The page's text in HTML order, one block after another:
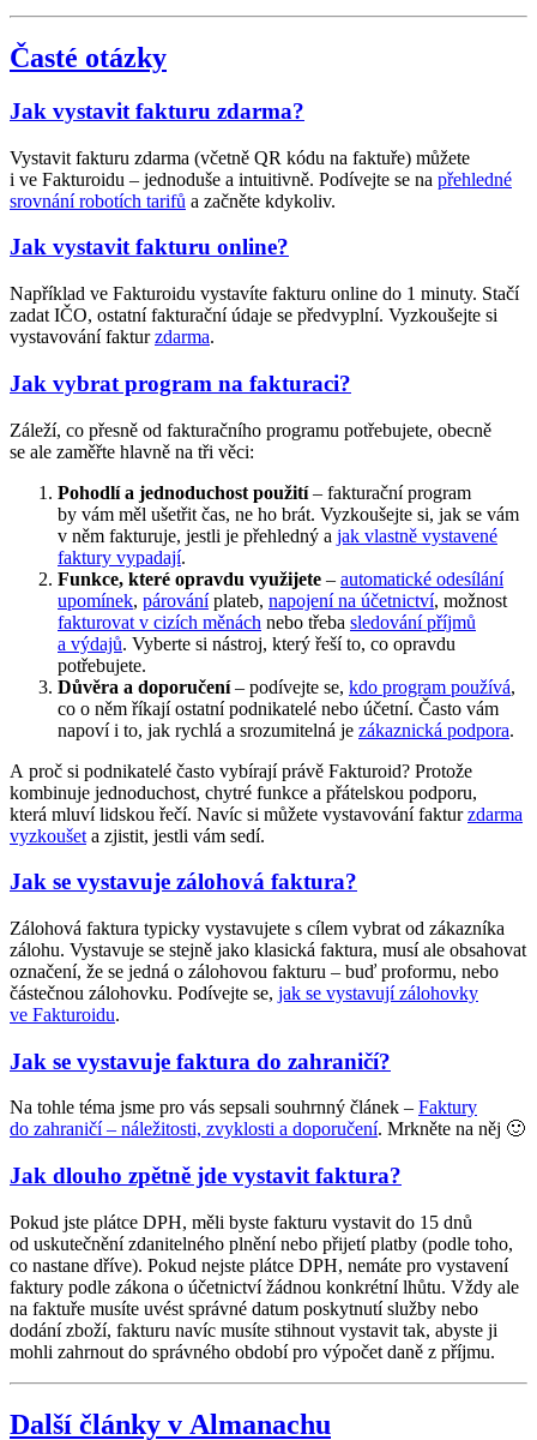
Časté otázky
Jak vystavit fakturu zdarma?
Vystavit fakturu zdarma (včetně QR kódu na faktuře) můžete
i ve Fakturoidu – jednoduše a intuitivně. Podívejte se na přehledné
srovnání robotích tarifů a začněte kdykoliv.
Jak vystavit fakturu online?
Například ve Fakturoidu vystavíte fakturu online do 1 minuty. Stačí
zadat IČO, ostatní fakturační údaje se předvyplní. Vyzkoušejte si
vystavování fakturzdarma.
Jak vybrat program na fakturaci?
Záleží, co přesně od fakturačního programu potřebujete, obecně
se ale zaměřte hlavně na tři věci:
Pohodlí a jednoduchost použití– fakturační program
by vám měl ušetřit čas, ne ho brát. Vyzkoušejte si, jak se vám
v něm fakturuje, jestli je přehledný a jak vlastně vystavené
faktury vypadají.
Funkce, které opravdu využijete – automatické odesílání
upomínek, párováníplateb, napojení na účetnictví, možnost
fakturovat v cizích měnách nebo třeba sledování příjmů
a výdajů. Vyberte si nástroj, který řeší to, co opravdu
potřebujete.
Důvěra a doporučení– podívejte se, kdo program používá,
co o něm říkají ostatní podnikatelé nebo účetní. Často vám
napoví i to, jak rychlá a srozumitelná je zákaznická podpora.
A proč si podnikatelé často vybírají právě Fakturoid? Protože
kombinuje jednoduchost, chytré funkce a přátelskou podporu,
která mluví lidskou řečí. Navíc si můžete vystavování fakturzdarma
vyzkoušet a zjistit, jestli vám sedí.
Jak se vystavuje zálohová faktura?
Zálohová faktura typicky vystavujete s cílem vybrat od zákazníka
zálohu. Vystavuje se stejně jako klasická faktura, musí ale obsahovat
označení, že se jedná o zálohovou fakturu – buď proformu, nebo
částečnou zálohovku. Podívejte se, jak se vystavují zálohovky
ve Fakturoidu.
Jak se vystavuje faktura do zahraničí?
Na tohle téma jsme pro vás sepsali souhrnný článek – Faktury
do zahraničí – náležitosti, zvyklosti a doporučení. Mrkněte na něj 🙂
Jak dlouho zpětně jde vystavit faktura?
Pokud jste plátce DPH, měli byste fakturu vystavit do 15 dnů
od uskutečnění zdanitelného plnění nebo přijetí platby (podle toho,
co nastane dříve). Pokud nejste plátce DPH, nemáte pro vystavení
faktury podle zákona o účetnictví žádnou konkrétní lhůtu. Vždy ale
na faktuře musíte uvést správné datum poskytnutí služby nebo
dodání zboží, fakturu navíc musíte stihnout vystavit tak, abyste ji
mohli zahrnout do správného období pro výpočet daně z příjmu.
Další články v Almanachu